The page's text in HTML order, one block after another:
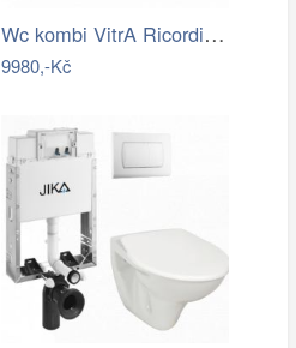
Wc kombi VitrA Ricordi vario odpad…
9980,-Kč